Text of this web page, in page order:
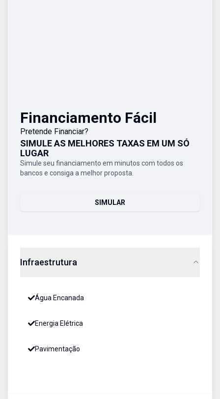
Financiamento Fácil
Pretende Financiar?
SIMULE AS MELHORES TAXAS EM UM SÓ
LUGAR
Simule seu financiamento em minutos com todos os
bancos e consiga a melhor proposta.
SIMULAR
Infraestrutura
Água Encanada
Energia Elétrica
Pavimentação